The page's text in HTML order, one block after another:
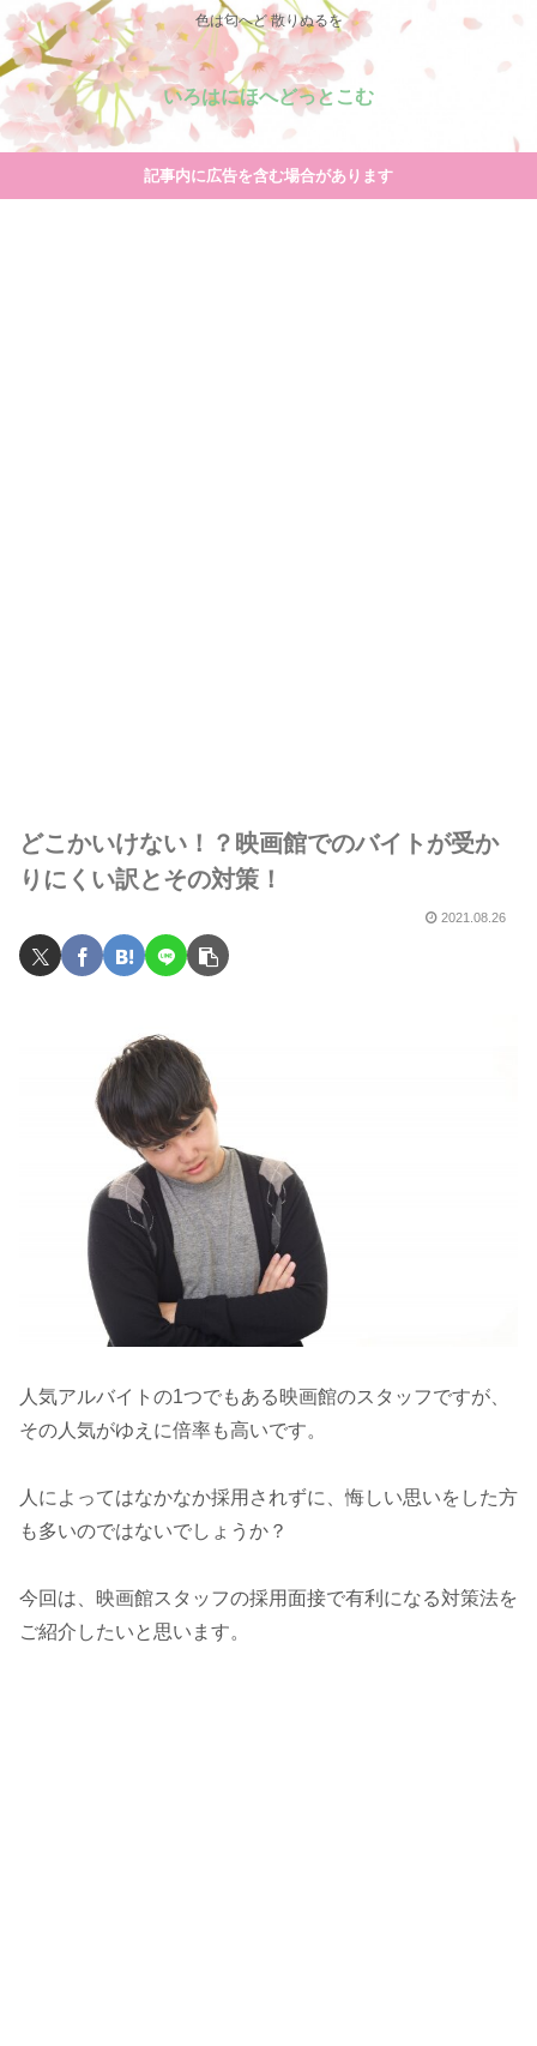
色は匂へど 散りぬるを
いろはにほへどっとこむ
記事内に広告を含む場合があります
どこかいけない！？映画館でのバイトが受か
りにくい訳とその対策！
2021.08.26
人気アルバイトの1つでもある映画館のスタッフですが、
その人気がゆえに倍率も高いです。
人によってはなかなか採用されずに、悔しい思いをした方
も多いのではないでしょうか？
今回は、映画館スタッフの採用面接で有利になる対策法を
ご紹介したいと思います。